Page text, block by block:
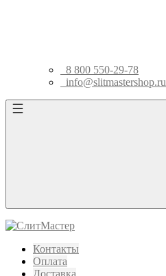
8 800 550-29-78
info@slitmastershop.ru
Контакты
Оплата
Доставка